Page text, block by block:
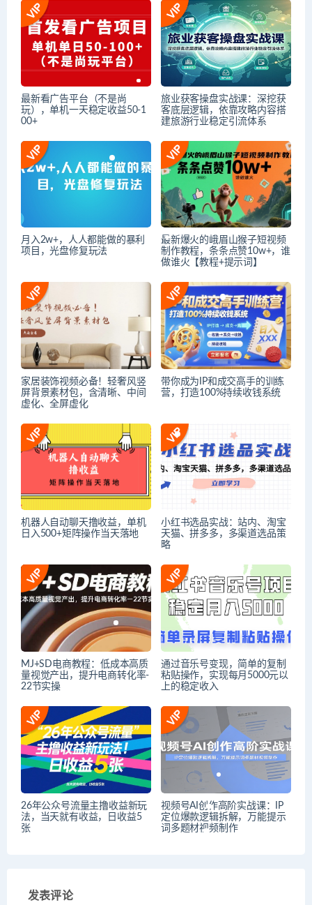
最新看广告平台（不是尚
玩），单机一天稳定收益50-1
00+
旅业获客操盘实战课：深挖获
客底层逻辑，依靠攻略内容搭
建旅游行业稳定引流体系
月入2w+，人人都能做的暴利
项目，光盘修复玩法
最新爆火的峨眉山猴子短视频
制作教程，条条点赞10w+，谁
做谁火【教程+提示词】
家居装饰视频必备！轻奢风竖
屏背景素材包，含清晰、中间
虚化、全屏虚化
带你成为IP和成交高手的训练
营，打造100%持续收钱系统
机器人自动聊天撸收益，单机
日入500+矩阵操作当天落地
小红书选品实战：站内、淘宝
天猫、拼多多，多渠道选品策
略
MJ+SD电商教程：低成本高质
量视觉产出，提升电商转化率-
22节实操
通过音乐号变现，简单的复制
粘贴操作，实现每月5000元以
上的稳定收入
26年公众号流量主撸收益新玩
法，当天就有收益，日收益5
张
视频号AI创作高阶实战课：IP
定位爆款逻辑拆解，万能提示
词多题材视频制作
发表评论